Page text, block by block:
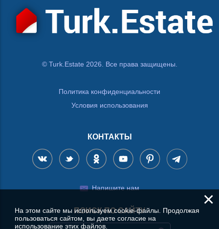
© Turk.Estate 2026. Все права защищены.
Политика конфиденциальности
Условия использования
КОНТАКТЫ
Напишите нам
ПОИСК ПО САЙТУ
×
На этом сайте мы используем cookie-файлы. Продолжая
пользоваться сайтом, вы даете согласие на
использование этих файлов.